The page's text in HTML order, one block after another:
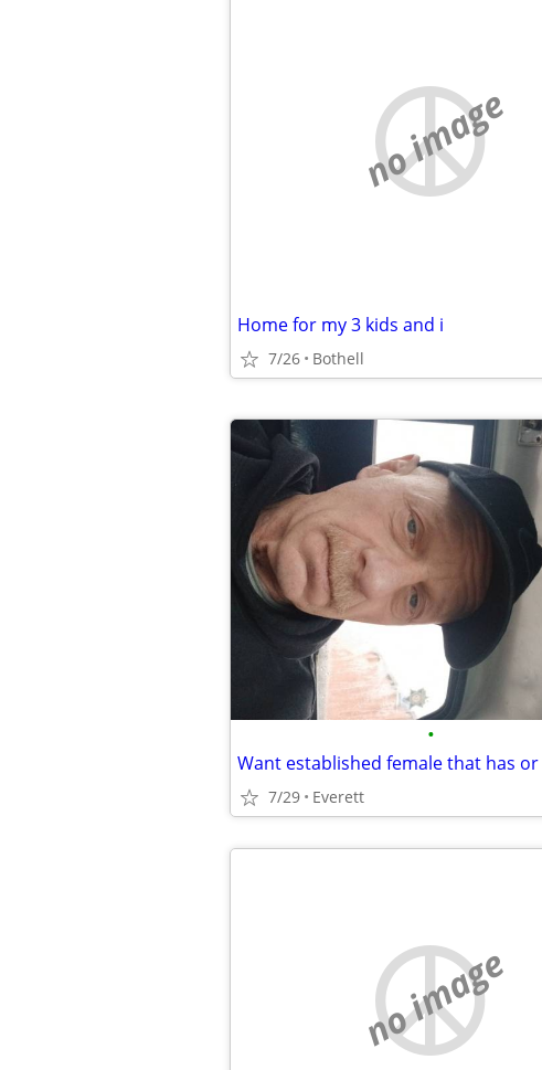
no image
Home for my 3 kids and i
7/26 Bothell
•
7/29 Everett
no image